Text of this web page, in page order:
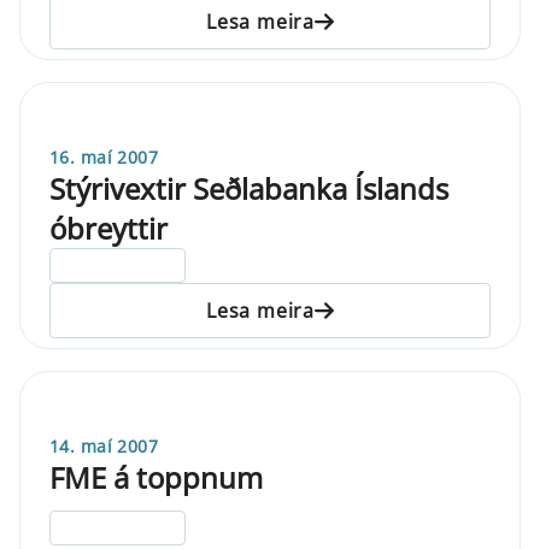
Lesa meira
16. maí 2007
Stýrivextir Seðlabanka Íslands
óbreyttir
Lesa meira
14. maí 2007
FME á toppnum